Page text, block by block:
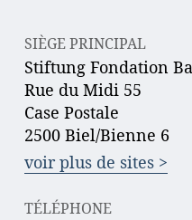
SIÈGE PRINCIPAL
Stiftung Fondation
Rue du Midi 55
Case Postale
2500 Biel/Bienne 6
voir plus de sites >
TÉLÉPHONE